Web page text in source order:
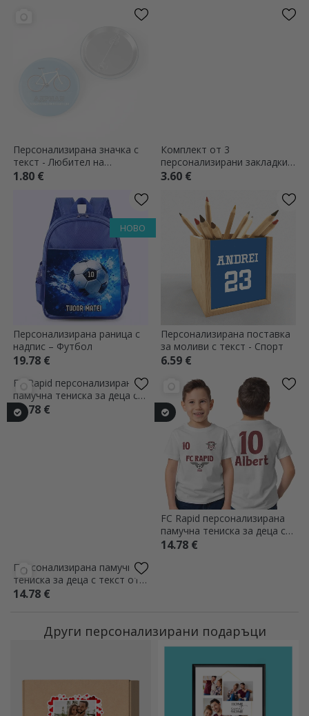
Персонализирана значка с
текст - Любител на
велосипедите
1.80 €
Комплект от 3
персонализирани закладки с
текст - Футбол
3.60 €
НОВО
Персонализирана раница с
надпис – Футбол
19.78 €
Персонализирана поставка
за моливи с текст - Спорт
6.59 €
FC Rapid персонализирана
памучна тениска за деца с
текст отпред и отзад -
14.78 €
Персонализирана памучна